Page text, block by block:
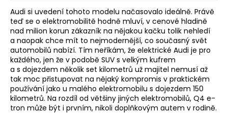
Audi si uvedení tohoto modelu načasovalo ideálně. Právě
teď se o elektromobilitě hodně mluví, v cenové hladině
nad milion korun zákazník na nějakou kačku tolik nehledí
a naopak chce mít to nejmodernější, co současný svět
automobilů nabízí. Tím neříkám, že elektrické Audi je pro
každého, jen že v podobě SUV s velkým kufrem
a s dojezdem několik set kilometrů už majitel nemusí až
tak moc přistupovat na nějaký kompromis v praktickém
používání jako u malého elektromobilu s dojezdem 150
kilometrů. Na rozdíl od většiny jiných elektromobilů, Q4 e-
tron může být i prvním, nikoli doplňkovým autem v rodině.